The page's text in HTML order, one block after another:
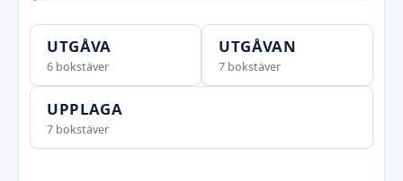
UTGÅVA
6 bokstäver
UTGÅVAN
7 bokstäver
UPPLAGA
7 bokstäver